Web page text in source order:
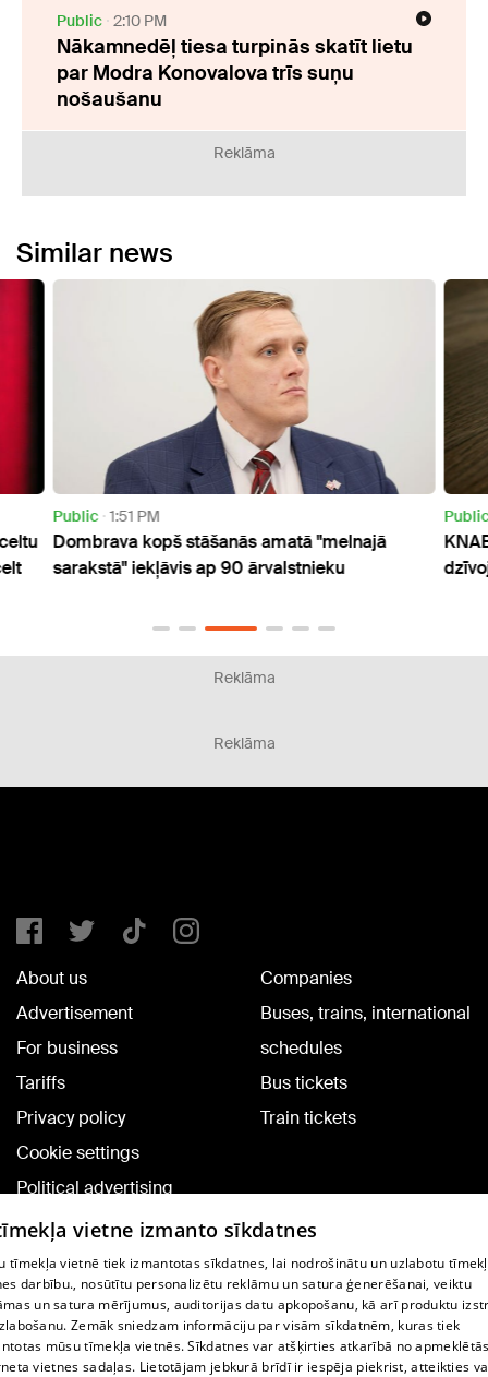
Public 2:10 PM
Nākamnedēļ tiesa turpinās skatīt lietu
par Modra Konovalova trīs suņu
nošaušanu
Reklāma
Similar news
Public 1:51 PM
Dombrava kopš stāšanās amatā "melnajā
sarakstā" iekļāvis ap 90 ārvalstnieku
Reklāma
Reklāma
About us
Advertisement
For business
Tariffs
Privacy policy
Cookie settings
Political advertising
Cookie policy
Commenting terms
Companies
Buses, trains, international
schedules
Bus tickets
Train tickets
TV program
Contract rules
vietne izmanto sīkdatnes
tīmekļa vietnē tiek izmantotas sīkdatnes, lai nodrošinātu un uzlabotu
darbību., nosūtītu personalizētu reklāmu un satura ģenerēšanai, veiktu
un satura mērījumus, auditorijas datu apkopošanu, kā arī produktu
Zemāk sniedzam informāciju par visām sīkdatnēm, kuras tiek
mūsu tīmekļa vietnēs. Sīkdatnes var atšķirties atkarībā no
vietnes sadaļas. Lietotājam jebkurā brīdī ir iespēja piekrist, atteikties